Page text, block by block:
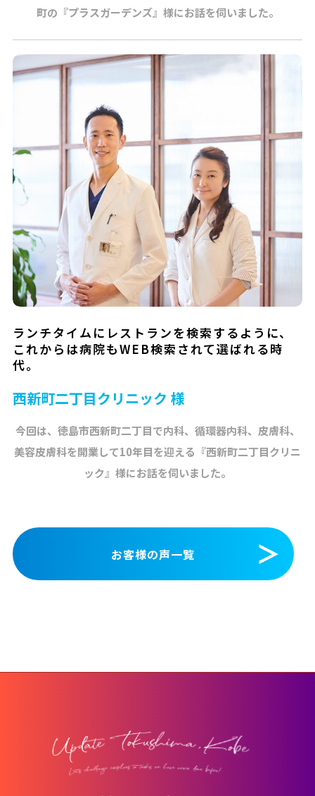
町の『プラスガーデンズ』様にお話を伺いました。
ランチタイムにレストランを検索するように、
これからは病院もWEB検索されて選ばれる時
代。
西新町二丁目クリニック 様
今回は、徳島市西新町二丁目で内科、循環器内科、皮膚科、
美容皮膚科を開業して10年目を迎える『西新町二丁目クリニ
ック』様にお話を伺いました。
お客様の声一覧